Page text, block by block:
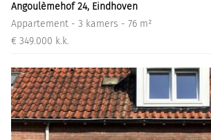
Angoulèmehof 24, Eindhoven
Appartement - 3 kamers - 76 m²
€ 349.000 k.k.